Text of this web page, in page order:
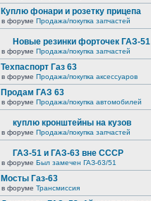
Куплю фонари и розетку прицепа
в форуме Продажа/покупка запчастей
Новые резинки форточек ГАЗ-
в форуме Продажа/покупка запчастей
Техпаспорт Газ 63
в форуме Продажа/покупка аксессуаров
Продам ГАЗ 63
в форуме Продажа/покупка автомобилей
куплю кронштейны на кузов
в форуме Продажа/покупка запчастей
ГАЗ-51 и ГАЗ-63 вне СССР
в форуме Был замечен ГАЗ-63/51
Мосты Газ-63
в форуме Трансмиссия